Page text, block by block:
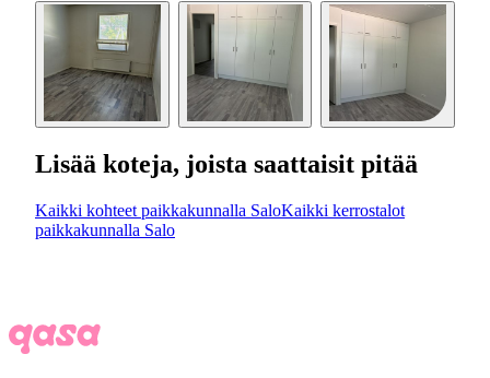
Lisää koteja, joista saattaisit pitää
Kaikki kohteet paikkakunnalla SaloKaikki kerrostalot
paikkakunnalla Salo